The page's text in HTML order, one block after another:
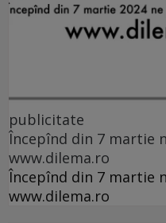
publicitate
Începînd din 7 martie
www.dilema.ro
Începînd din 7 martie
www.dilema.ro